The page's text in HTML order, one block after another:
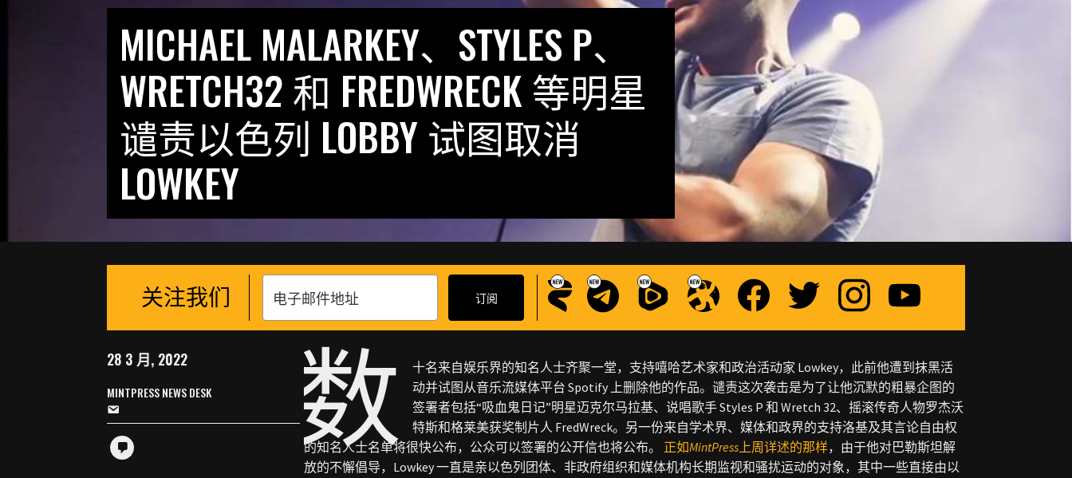
MICHAEL MALARKEY、STYLES P、
WRETCH32 和 FREDWRECK 等明星
谴责以色列 LOBBY 试图取消
LOWKEY
关注我们
数
十名来自娱乐界的知名人士齐聚一堂，支持嘻哈艺术家和政治活动家 Lowkey，此前他遭到抹黑活
动并试图从音乐流媒体平台 Spotify 上删除他的作品。 谴责这次袭击是为了让他沉默的粗暴企图的
签署者包括“吸血鬼日记”明星迈克尔马拉基、说唱歌手 Styles P 和 Wretch 32、摇滚传奇人物罗杰沃
特斯和格莱美获奖制片人 FredWreck。 另一份来自学术界、媒体和政界的支持洛基及其言论自由权
的知名人士名单将很快公布，公众可以签署的公开信也将公布。
正如MintPress上周详述的那样，由于他对巴勒斯坦解
放的不懈倡导，Lowkey 一直是亲以色列团体、非政府组织和媒体机构长期监视和骚扰运动的对象，其中一些直接由以
28 3 月, 2022
MINTPRESS NEWS DESK